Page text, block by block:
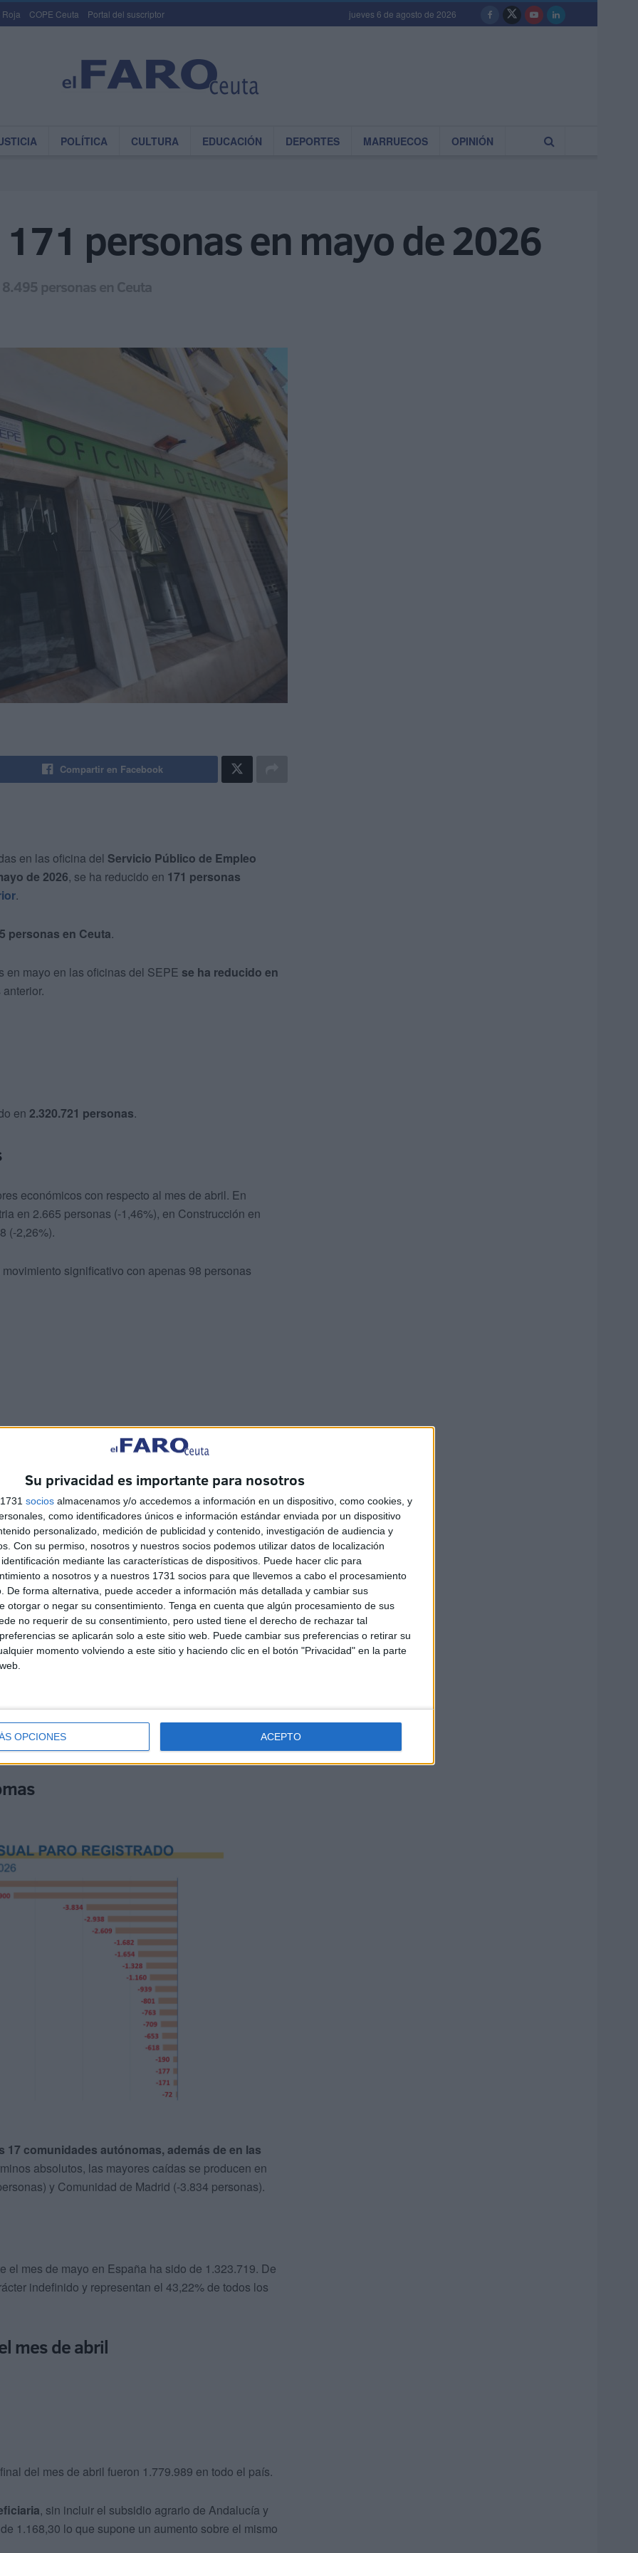
Su privacidad es importante para nosotros
socios almacenamos y/o accedemos a información en un dispositivo, como cookies, y
como identificadores únicos e información estándar enviada por un dispositivo
personalizado, medición de publicidad y contenido, investigación de audiencia y
Con su permiso, nosotros y nuestros socios podemos utilizar datos de localización
mediante las características de dispositivos. Puede hacer clic para
a nosotros y a nuestros 1731 socios para que llevemos a cabo el procesamiento
De forma alternativa, puede acceder a información más detallada y cambiar sus
otorgar o negar su consentimiento. Tenga en cuenta que algún procesamiento de sus
no requerir de su consentimiento, pero usted tiene el derecho de rechazar tal
se aplicarán solo a este sitio web. Puede cambiar sus preferencias o retirar su
momento volviendo a este sitio y haciendo clic en el botón "Privacidad" en la parte
OPCIONES ACEPTO
Roja COPE Ceuta Portal del suscriptor jueves 6 de agosto de 2026
POLÍTICA CULTURA EDUCACIÓN DEPORTES MARRUECOS OPINIÓN
171 personas en mayo de 2026
personas en Ceuta
Compartir en Facebook
en las oficina del Servicio Público de Empleo
de 2026, se ha reducido en 171 personas
.
personas en Ceuta.
en mayo en las oficinas del SEPE se ha reducido en
en 2.320.721 personas.
económicos con respecto al mes de abril. En
en 2.665 personas (-1,46%), en Construcción en
(-2,26%).
significativo con apenas 98 personas
en 20.316 personas (-1,43%) en relación al mes
(-1,72%) y el total se sitúa en 916.611 hombres
baja en 51.851 (-5,35%) y el femenino cae más,
desciende en el mes de mayo en 4.738 personas
164.955 personas. Es la primera vez que baja de la
17 comunidades autónomas, además de en las
absolutos, las mayores caídas se producen en
y Comunidad de Madrid (-3.834 personas).
el mes de mayo en España ha sido de 1.323.719. De
indefinido y representan el 43,22% de todos los
mes de abril
del mes de abril fueron 1.779.989 en todo el país.
, sin incluir el subsidio agrario de Andalucía y
1.168,30 lo que supone un aumento sobre el mismo